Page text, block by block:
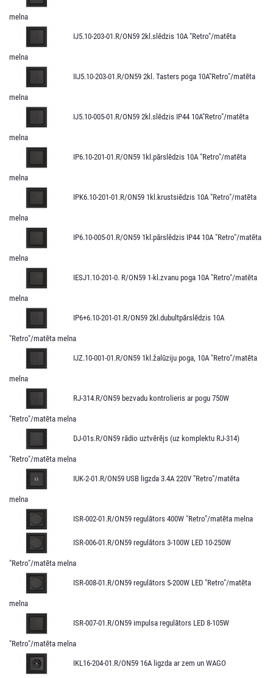
melna
IJ5.10-203-01.R/ON59 2kl.slēdzis 10A "Retro"/matēta
melna
IIJ5.10-203-01.R/ON59 2kl. Tasters poga 10A"Retro"/matēta
melna
IJ5.10-005-01.R/ON59 2kl.slēdzis IP44 10A"Retro"/matēta
melna
IP6.10-201-01.R/ON59 1kl.pārslēdzis 10A "Retro"/matēta
melna
IPK6.10-201-01.R/ON59 1kl.krustsiēdzis 10A "Retro"/matēta
melna
IP6.10-005-01.R/ON59 1kl.pārslēdzis IP44 10A "Retro"/matēta
melna
IESJ1.10-201-0. R/ON59 1-kl.zvanu poga 10A "Retro"/matēta
melna
IP6+6.10-201-01.R/ON59 2kl.dubultpārslēdzis 10A
"Retro"/matēta melna
IJZ.10-001-01.R/ON59 1kl.žalūziju poga, 10A "Retro"/matēta
melna
RJ-314.R/ON59 bezvadu kontrolieris ar pogu 750W
"Retro"/matēta melna
DJ-01s.R/ON59 rādio uztvērējs (uz komplektu RJ-314)
"Retro"/matēta melna
IUK-2-01.R/ON59 USB ligzda 3.4A 220V "Retro"/matēta
melna
ISR-002-01.R/ON59 regulātors 400W "Retro"/matēta melna
ISR-006-01.R/ON59 regulātors 3-100W LED 10-250W
"Retro"/matēta melna
ISR-008-01.R/ON59 regulātors 5-200W LED "Retro"/matēta
melna
ISR-007-01.R/ON59 impulsa regulātors LED 8-105W
"Retro"/matēta melna
IKL16-204-01.R/ON59 16A ligzda ar zem un WAGO